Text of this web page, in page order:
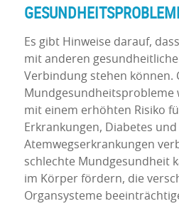
Es gibt Hinweise darauf,
mit anderen
Verbindung stehen können.
Mundgesundheitsprobleme
mit einem erhöhten Risiko
Erkrankungen, Diabetes und
Atemwegserkrankungen
schlechte Mundgesundheit
im Körper fördern, die
Organsysteme